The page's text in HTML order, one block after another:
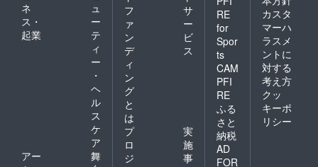
ネ
ス・
起業
ュ
ー
テ
ィ
ー
・
ヘ
ル
ス
ケ
ア
アー
舞
フ
ァ
ン
デ
ィ
ン
グ
と
は
サ
ー
ビ
ス
プ
ロ
ジ
実
施
事
RE
for
Spor
ts
CAM
PFI
RE
ふる
さと
納税
AD
FOR
カスタ
マーハ
ラスメ
ントに
対する
考え方
クッ
キーポ
リシー